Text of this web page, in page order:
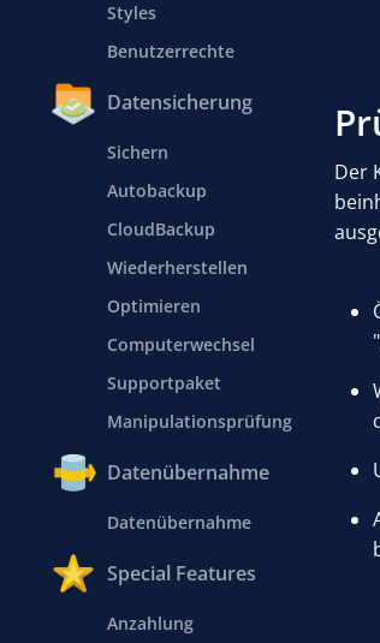
Styles
Benutzerrechte
Datensicherung
Sichern
Autobackup
CloudBackup
Wiederherstellen
Optimieren
Computerwechsel
Supportpaket
Manipulationsprüfung
Datenübernahme
Datenübernahme
Special Features
Anzahlung
Der